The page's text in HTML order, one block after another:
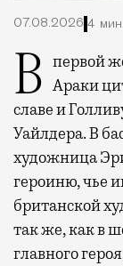
07.08.2026 4
В первой же сцене своего нового фильма Грегг Араки
славе и
Уайлдера. В
художница
героиню, чье
британской
так же, как в
главного